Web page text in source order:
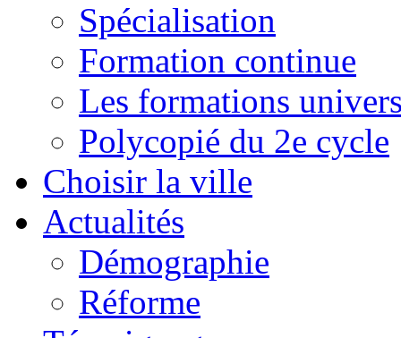
Spécialisation
Formation continue
Les formations
Polycopié du 2e cycle
Choisir la ville
Actualités
Démographie
Réforme